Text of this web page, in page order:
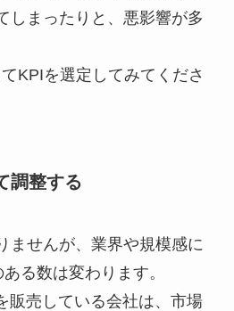
しまったりと、悪影響が多
KPIを選定してみてくださ
調整する
ませんが、業界や規模感に
る数は変わります。
販売している会社は、市場